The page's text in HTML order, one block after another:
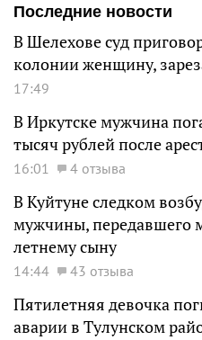
Последние новости
В Шелехове суд
колонии женщину,
17:49
В Иркутске мужчина
тысяч рублей после
16:01 4 отзыва
В Куйтуне следком
мужчины, передавшего
летнему сыну
14:44 43 отзыва
Пятилетняя девочка
аварии в Тулунском